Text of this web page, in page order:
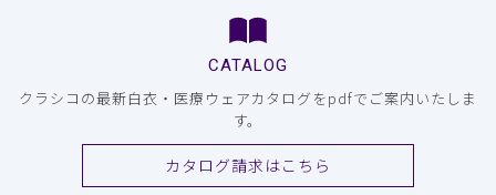
CATALOG
クラシコの最新白衣・医療ウェアカタログをpdfでご案内いたしま
す。
カタログ請求はこちら